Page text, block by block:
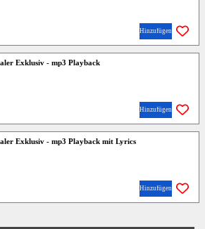
Hinzufügen
Exklusiv - mp3 Playback
Hinzufügen
Exklusiv - mp3 Playback mit Lyrics
Hinzufügen